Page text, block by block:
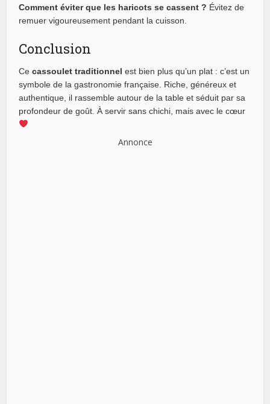
Comment éviter que les haricots se cassent ? Évitez de
remuer vigoureusement pendant la cuisson.
Conclusion
Cecassoulet traditionnel est bien plus qu’un plat : c’est un
symbole de la gastronomie française. Riche, généreux et
authentique, il rassemble autour de la table et séduit par sa
profondeur de goût. À servir sans chichi, mais avec le cœur
Annonce